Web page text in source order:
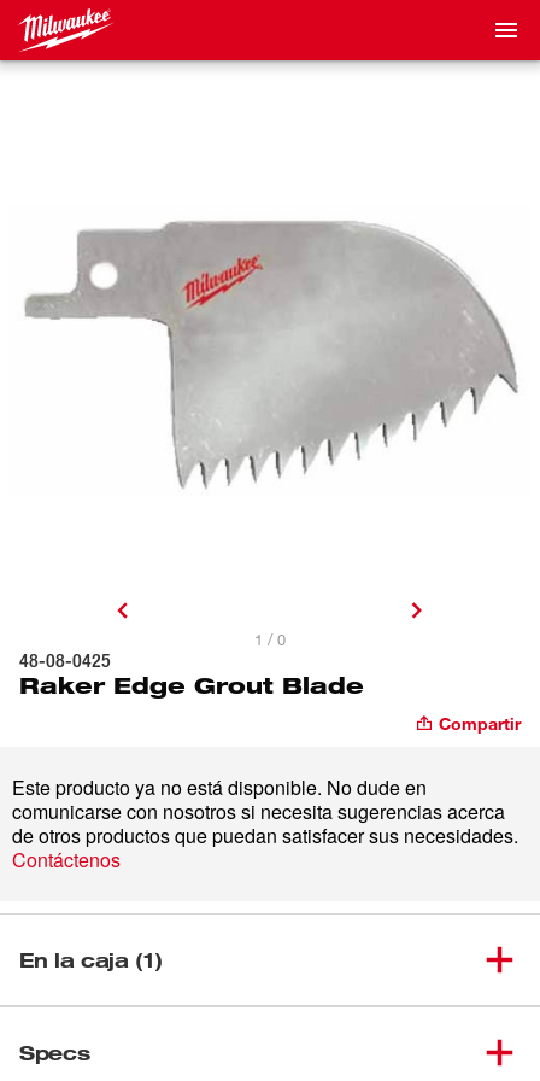
1 / 0
48-08-0425
Raker Edge Grout Blade
Compartir
Este producto ya no está disponible. No dude en
comunicarse con nosotros si necesita sugerencias acerca
de otros productos que puedan satisfacer sus necesidades.
Contáctenos
En la caja (1)
Specs